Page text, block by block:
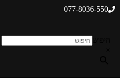
077-8036-550